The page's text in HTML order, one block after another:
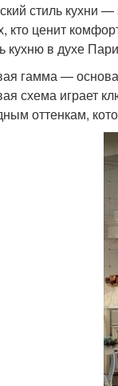
стиль кухни —
кто ценит
кухню в духе
гамма —
схема играет
оттенкам,